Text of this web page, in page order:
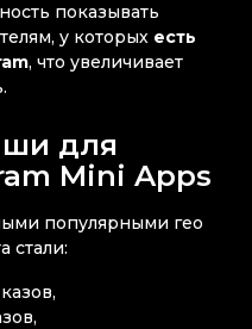
показывать
у которых есть
, что увеличивает
для
Mini Apps
популярными гео
стали: